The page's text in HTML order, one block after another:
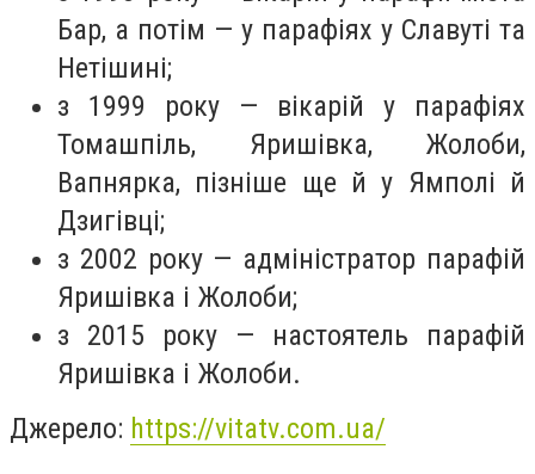
Бар, а потім — у парафіях у Славуті та
Нетішині;
з 1999 року — вікарій у парафіях
Томашпіль, Яришівка, Жолоби,
Вапнярка, пізніше ще й у Ямполі й
Дзигівці;
з 2002 року — адміністратор парафій
Яришівка і Жолоби;
з 2015 року — настоятель парафій
Яришівка і Жолоби.
Джерело: https://vitatv.com.ua/